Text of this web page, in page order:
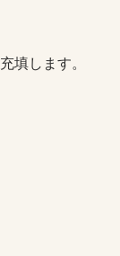
填します。